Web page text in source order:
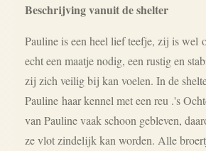
Beschrijving vanuit de shelter
Pauline is een heel lief teefje, zij is wel
echt een maatje nodig, een rustig en
zij zich veilig bij kan voelen. In de
Pauline haar kennel met een reu .'s
van Pauline vaak schoon gebleven,
ze vlot zindelijk kan worden. Alle